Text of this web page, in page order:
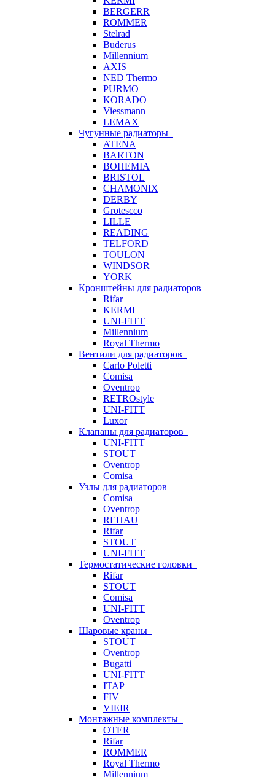
BERGERR
ROMMER
Stelrad
Buderus
Millennium
AXIS
NED Thermo
PURMO
KORADO
Viessmann
LEMAX
Чугунные радиаторы
ATENA
BARTON
BOHEMIA
BRISTOL
CHAMONIX
DERBY
Grotescco
LILLE
READING
TELFORD
TOULON
WINDSOR
YORK
Кронштейны для радиаторов
Rifar
KERMI
UNI-FITT
Millennium
Royal Thermo
Вентили для радиаторов
Carlo Poletti
Comisa
Oventrop
RETROstyle
UNI-FITT
Luxor
Клапаны для радиаторов
UNI-FITT
STOUT
Oventrop
Comisa
Узлы для радиаторов
Comisa
Oventrop
REHAU
Rifar
STOUT
UNI-FITT
Термостатические головки
Rifar
STOUT
Comisa
UNI-FITT
Oventrop
Шаровые краны
STOUT
Oventrop
Bugatti
UNI-FITT
ITAP
FIV
VIEIR
Монтажные комплекты
OTER
Rifar
ROMMER
Royal Thermo
Millennium